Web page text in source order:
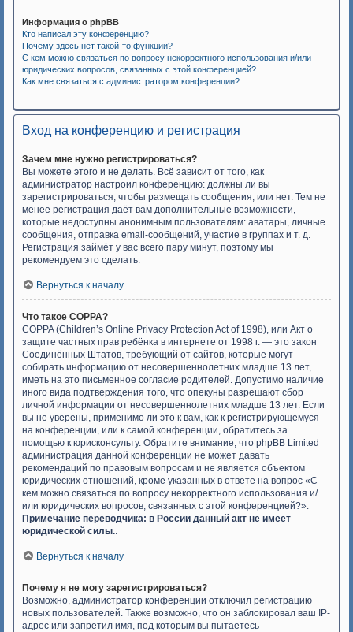
Информация о phpBB
Кто написал эту конференцию?
Почему здесь нет такой-то функции?
С кем можно связаться по вопросу некорректного использования и/или
юридических вопросов, связанных с этой конференцией?
Как мне связаться с администратором конференции?
Вход на конференцию и регистрация
Зачем мне нужно регистрироваться?
Вы можете этого и не делать. Всё зависит от того, как
администратор настроил конференцию: должны ли вы
зарегистрироваться, чтобы размещать сообщения, или нет. Тем не
менее регистрация даёт вам дополнительные возможности,
которые недоступны анонимным пользователям: аватары, личные
сообщения, отправка email-сообщений, участие в группах и т. д.
Регистрация займёт у вас всего пару минут, поэтому мы
рекомендуем это сделать.
Вернуться к началу
Что такое COPPA?
COPPA (Children’s Online Privacy Protection Act of 1998), или Акт о
защите частных прав ребёнка в интернете от 1998 г. — это закон
Соединённых Штатов, требующий от сайтов, которые могут
собирать информацию от несовершеннолетних младше 13 лет,
иметь на это письменное согласие родителей. Допустимо наличие
иного вида подтверждения того, что опекуны разрешают сбор
личной информации от несовершеннолетних младше 13 лет. Если
вы не уверены, применимо ли это к вам, как к регистрирующемуся
на конференции, или к самой конференции, обратитесь за
помощью к юрисконсульту. Обратите внимание, что phpBB Limited
администрация данной конференции не может давать
рекомендаций по правовым вопросам и не является объектом
юридических отношений, кроме указанных в ответе на вопрос «С
кем можно связаться по вопросу некорректного использования и/
или юридических вопросов, связанных с этой конференцией?».
Примечание переводчика: в России данный акт не имеет
юридической силы..
Вернуться к началу
Почему я не могу зарегистрироваться?
Возможно, администратор конференции отключил регистрацию
новых пользователей. Также возможно, что он заблокировал ваш IP-
адрес или запретил имя, под которым вы пытаетесь